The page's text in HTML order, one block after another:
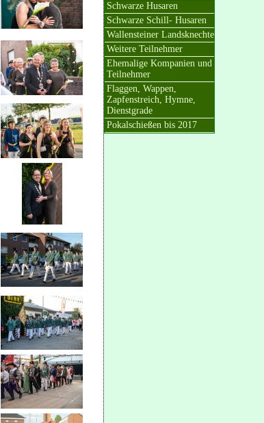
Schwarze Husaren
Schwarze Schill- Husaren
Wallensteiner Landsknechte
Weitere Teilnehmer
Ehemalige Kompanien und
Teilnehmer
Flaggen, Wappen,
Zapfenstreich, Hymne,
Dienstgrade
Pokalschießen bis 2017